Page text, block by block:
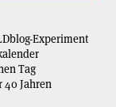
Experiment
Tag
40 Jahren